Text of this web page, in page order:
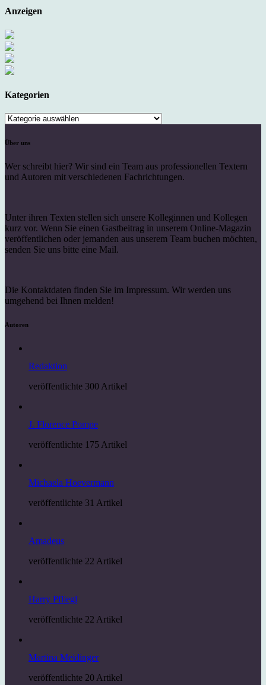
Anzeigen
Kategorien
Kategorien
Über uns
Wer schreibt hier? Wir sind ein Team aus professionellen Textern
und Autoren mit verschiedenen Fachrichtungen.
Unter ihren Texten stellen sich unsere Kolleginnen und Kollegen
kurz vor. Wenn Sie einen Gastbeitrag in unserem Online-Magazin
veröffentlichen oder jemanden aus unserem Team buchen möchten,
senden Sie uns bitte eine Mail.
Die Kontaktdaten finden Sie im Impressum. Wir werden uns
umgehend bei Ihnen melden!
Autoren
Redaktion
veröffentlichte 300 Artikel
J. Florence Pompe
veröffentlichte 175 Artikel
Michaela Hoevermann
veröffentlichte 31 Artikel
Amadeus
veröffentlichte 22 Artikel
Harry Pfliegl
veröffentlichte 22 Artikel
Martina Meidinger
veröffentlichte 20 Artikel